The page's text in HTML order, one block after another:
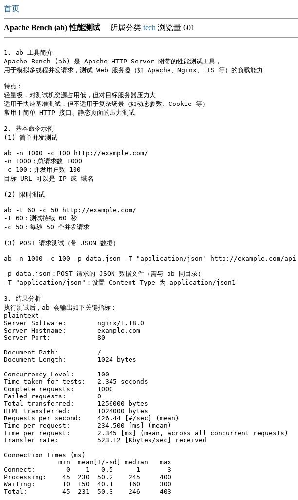
首页
Apache Bench (ab) 性能测试 所属分类 tech 浏览量 601
1. ab 工具简介
Apache Bench (ab) 是 Apache HTTP Server 附带的性能测试工具，
用于模拟多线程并发请求，测试 Web 服务器（如 Apache、Nginx、IIS 等）的负载能力
特点：
轻量级，对测试机资源占用低，但对目标服务器压力大
适用于快速基准测试，但不适用于复杂场景（如动态参数、Cookie 等）
常用于简单 HTTP 接口、静态页面的压力测试
2. 基本命令示例
(1) 简单并发测试
ab -n 1000 -c 100 http://example.com/
-n 1000：总请求数 1000
-c 100：并发用户数 100
目标 URL 可以是 IP 或 域名
(2) 限时测试
ab -t 60 -c 50 http://example.com/
-t 60：测试持续 60 秒
-c 50：每秒 50 个并发请求
(3) POST 请求测试（带 JSON 数据）
ab -n 1000 -c 100 -p data.json -T "application/json" http://example.com/api
-p data.json：POST 请求的 JSON 数据文件（需与 ab 同目录）
-T "application/json"：设置 Content-Type 为 application/json1
3. 结果分析
执行测试后，ab 会输出如下关键指标：
plaintext
Server Software:        nginx/1.18.0
Server Hostname:        example.com
Server Port:            80
Document Path:          /
Document Length:        1024 bytes
Concurrency Level:      100
Time taken for tests:   2.345 seconds
Complete requests:      1000
Failed requests:        0
Total transferred:      1256000 bytes
HTML transferred:       1024000 bytes
Requests per second:    426.44 [#/sec] (mean)
Time per request:       234.500 [ms] (mean)
Time per request:       2.345 [ms] (mean, across all concurrent requests)
Transfer rate:          523.12 [Kbytes/sec] received
Connection Times (ms)
              min  mean[+/-sd] median   max
Connect:        0    1   0.5      1       3
Processing:    45  230  50.2    245     400
Waiting:       10  150  40.1    160     300
Total:         45  231  50.3    246     403